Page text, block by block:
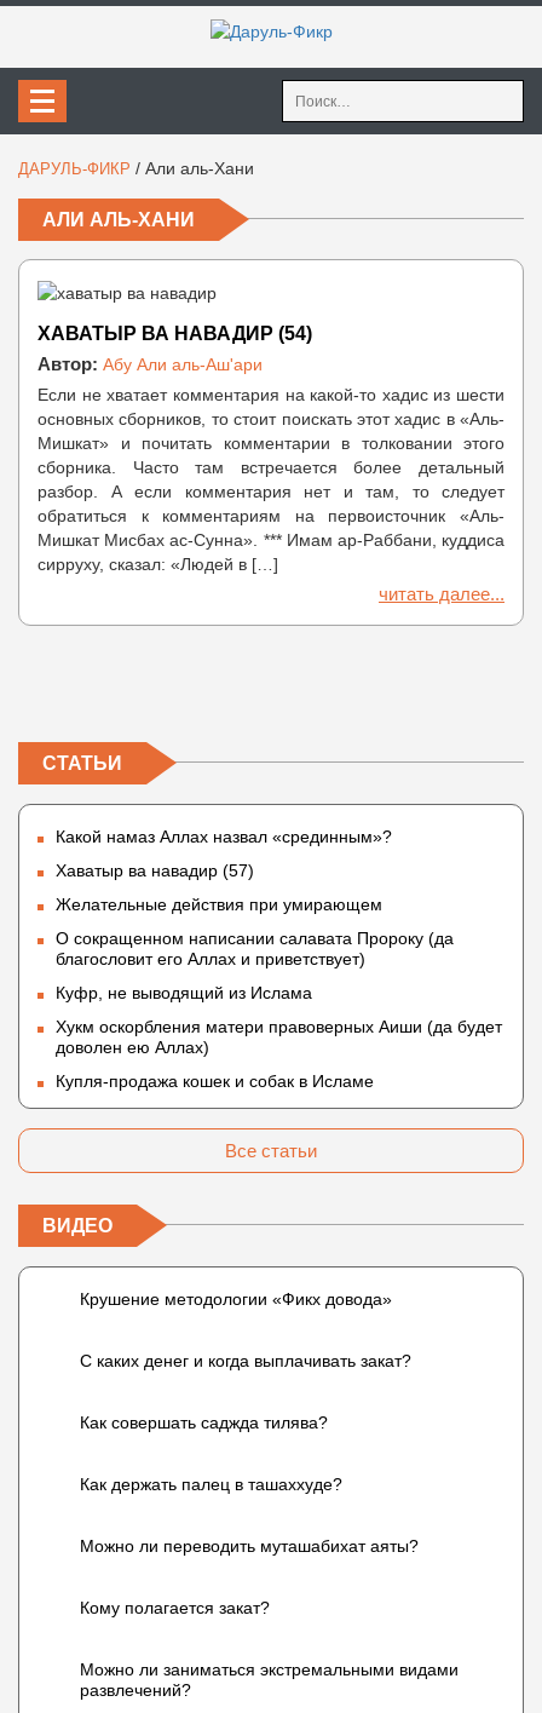
Найти:
ДАРУЛЬ-ФИКР / Али аль-Хани
АЛИ АЛЬ-ХАНИ
ХАВАТЫР ВА НАВАДИР (54)
Автор: Абу Али аль-Аш'ари
Если не хватает комментария на какой-то хадис из шести
основных сборников, то стоит поискать этот хадис в «Аль-
Мишкат» и почитать комментарии в толковании этого
сборника. Часто там встречается более детальный
разбор. А если комментария нет и там, то следует
обратиться к комментариям на первоисточник «Аль-
Мишкат Мисбах ас-Сунна». *** Имам ар-Раббани, куддиса
сирруху, сказал: «Людей в […]
читать далее...
СТАТЬИ
Какой намаз Аллах назвал «срединным»?
Хаватыр ва навадир (57)
Желательные действия при умирающем
О сокращенном написании салавата Пророку (да
благословит его Аллах и приветствует)
Куфр, не выводящий из Ислама
Хукм оскорбления матери правоверных Аиши (да будет
доволен ею Аллах)
Купля-продажа кошек и собак в Исламе
Все статьи
ВИДЕО
Крушение методологии «Фикх довода»
С каких денег и когда выплачивать закат?
Как совершать саджда тилява?
Как держать палец в ташаххуде?
Можно ли переводить муташабихат аяты?
Кому полагается закат?
Можно ли заниматься экстремальными видами
развлечений?